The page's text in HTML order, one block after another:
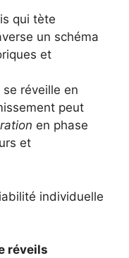
qui tète
un schéma
et
réveille en
peut
en phase
et
individuelle
réveils